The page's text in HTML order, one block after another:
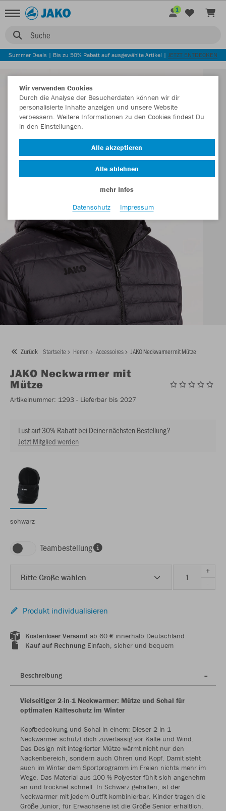
Suche
1
Summer Deals | Bis zu 50% Rabatt auf ausgewählte Artikel | JETZT ENTDECKEN
Zurück Startseite Herren Accessoires JAKO Neckwarmer mit Mütze
JAKO Neckwarmer mit
Mütze
Artikelnummer: 1293 - Lieferbar bis 2027
Lust auf 30% Rabatt bei Deiner nächsten Bestellung?
Jetzt Mitglied werden
schwarz
Teambestellung
Bitte Größe wählen
+
-
Produkt individualisieren
Kostenloser Versand ab 60 € innerhalb Deutschland
Kauf auf RechnungEinfach, sicher und bequem
Beschreibung
Vielseitiger 2-in-1 Neckwarmer: Mütze und Schal für
optimalen Kälteschutz im Winter
Kopfbedeckung und Schal in einem: Dieser 2 in 1
Neckwarmer schützt dich zuverlässig vor Kälte und Wind.
Das Design mit integrierter Mütze wärmt nicht nur den
Nackenbereich, sondern auch Ohren und Kopf. Damit steht
auch im Winter dem Sportprogramm im Freien nichts mehr im
Wege. Das Material aus 100 % Polyester fühlt sich angenehm
an und trocknet schnell. In Schwarz gehalten, ist der
Neckwarmer mit jedem Outfit kombinierbar. Kinder tragen die
Größe Junior, für Erwachsene ist die Größe Senior erhältlich.
Wir verwenden Cookies
Durch die Analyse der Besucherdaten können wir dir
personalisierte Inhalte anzeigen und unsere Website
verbessern. Weitere Informationen zu den Cookies findest Du
in den Einstellungen.
Alle akzeptieren
Alle ablehnen
mehr Infos
Datenschutz
Impressum